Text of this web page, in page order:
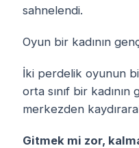
sahnelendi.
Oyun bir kadının
İki perdelik oyunun
orta sınıf bir
merkezden
Gitmek mi zor,